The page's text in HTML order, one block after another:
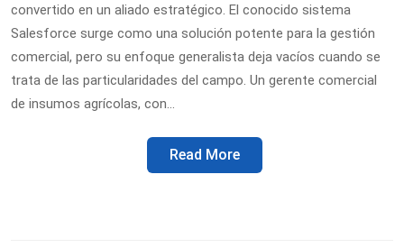
convertido en un aliado estratégico. El conocido sistema
Salesforce surge como una solución potente para la gestión
comercial, pero su enfoque generalista deja vacíos cuando se
trata de las particularidades del campo. Un gerente comercial
de insumos agrícolas, con…
Read More